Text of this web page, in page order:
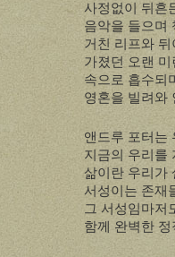
사정없이 뒤흔
음악을 들으며
거친 리프와
가졌던 오랜 미
속으로 흡수되
영혼을 빌려와
앤드루 포터는
지금의 우리를
삶이란 우리가
서성이는 존재
그 서성임마저
함께 완벽한